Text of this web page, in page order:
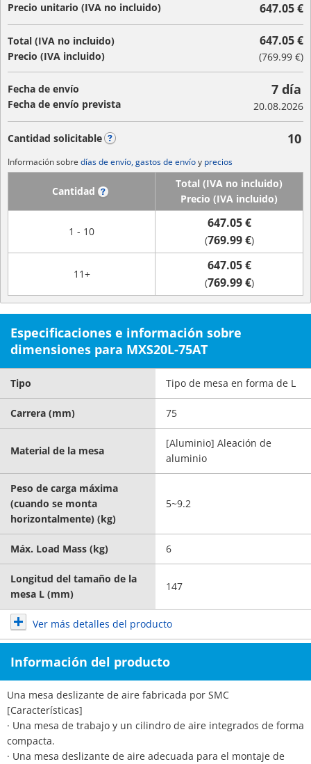
Precio unitario (IVA no incluido) 647.05 €
Total (IVA no incluido)
Precio (IVA incluido)
647.05 €
(769.99 €)
Fecha de envío
Fecha de envío prevista
7 día
20.08.2026
Cantidad solicitable 10
Información sobre días de envío, gastos de envíoy precios
Cantidad
Total (IVA no incluido)
Precio (IVA incluido)
1 - 10
647.05 €
(769.99 €)
11+
647.05 €
(769.99 €)
Especificaciones e información sobre
dimensiones para MXS20L-75AT
Tipo Tipo de mesa en forma de L
Carrera (mm) 75
Material de la mesa
[Aluminio] Aleación de
aluminio
Peso de carga máxima
(cuando se monta
horizontalmente) (kg)
5~9.2
Máx. Load Mass (kg) 6
Longitud del tamaño de la
mesa L (mm)
147
Ver más detalles del producto
Información del producto
Una mesa deslizante de aire fabricada por SMC
[Características]
· Una mesa de trabajo y un cilindro de aire integrados de forma
compacta.
· Una mesa deslizante de aire adecuada para el montaje de